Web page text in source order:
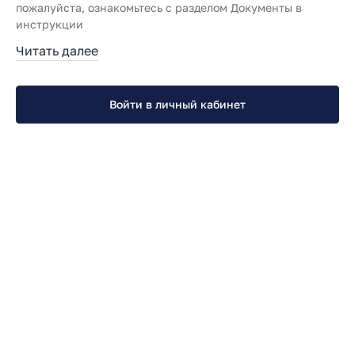
пожалуйста, ознакомьтесь с разделом Документы в
инструкции
Читать далее
Войти в личный кабинет